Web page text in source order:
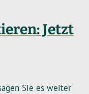
Jetzt
Sie es weiter